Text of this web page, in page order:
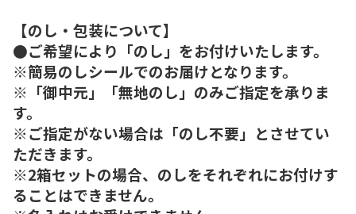
【のし・包装について】
●ご希望により「のし」をお付けいたします。
※簡易のしシールでのお届けとなります。
※「御中元」「無地のし」のみご指定を承りま
す。
※ご指定がない場合は「のし不要」とさせてい
ただきます。
※2箱セットの場合、のしをそれぞれにお付けす
ることはできません。